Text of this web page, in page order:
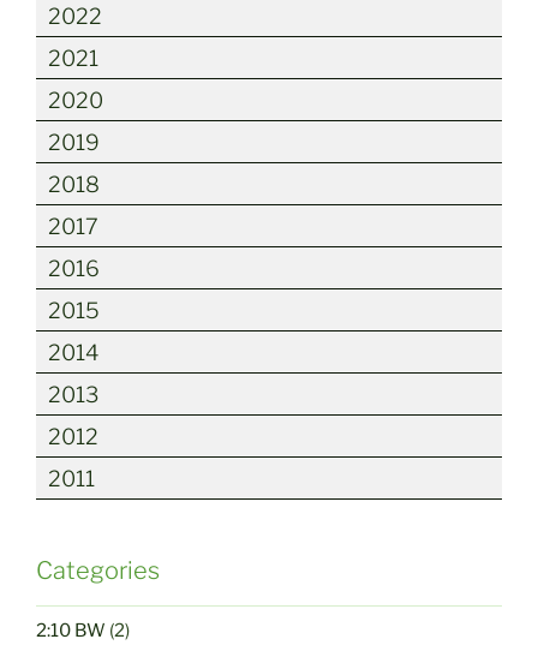
2022
2021
2020
2019
2018
2017
2016
2015
2014
2013
2012
2011
Categories
2:10 BW (2)